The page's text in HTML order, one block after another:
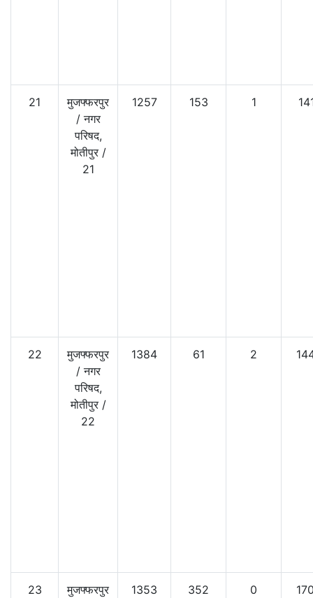
21
मुजफ्फरपुर
/नगर
परिषद,
मोतीपुर /
21
1257 153 1
22
मुजफ्फरपुर
/नगर
परिषद,
मोतीपुर /
22
1384 61 2
23
मुजफ्फरपुर
1353 352 0